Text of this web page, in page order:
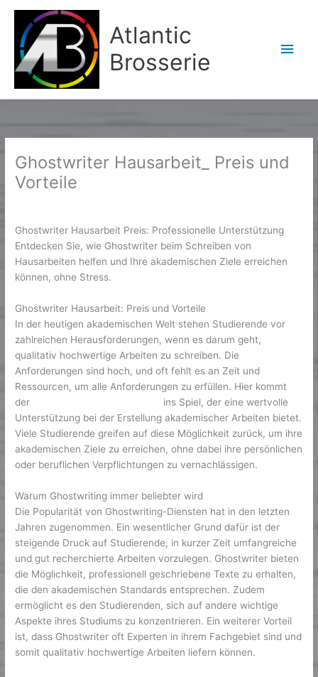
contenu
Atlantic
Brosserie
Ghostwriter Hausarbeit_ Preis und
Vorteile
Ghostwriter Hausarbeit Preis: Professionelle Unterstützung
Entdecken Sie, wie Ghostwriter beim Schreiben von
Hausarbeiten helfen und Ihre akademischen Ziele erreichen
können, ohne Stress.
Ghostwriter Hausarbeit: Preis und Vorteile
In der heutigen akademischen Welt stehen Studierende vor
zahlreichen Herausforderungen, wenn es darum geht,
qualitativ hochwertige Arbeiten zu schreiben. Die
Anforderungen sind hoch, und oft fehlt es an Zeit und
Ressourcen, um alle Anforderungen zu erfüllen. Hier kommt
der
ins Spiel, der eine wertvolle
Unterstützung bei der Erstellung akademischer Arbeiten bietet.
Viele Studierende greifen auf diese Möglichkeit zurück, um ihre
akademischen Ziele zu erreichen, ohne dabei ihre persönlichen
oder beruflichen Verpflichtungen zu vernachlässigen.
Warum Ghostwriting immer beliebter wird
Die Popularität von Ghostwriting-Diensten hat in den letzten
Jahren zugenommen. Ein wesentlicher Grund dafür ist der
steigende Druck auf Studierende, in kurzer Zeit umfangreiche
und gut recherchierte Arbeiten vorzulegen. Ghostwriter bieten
die Möglichkeit, professionell geschriebene Texte zu erhalten,
die den akademischen Standards entsprechen. Zudem
ermöglicht es den Studierenden, sich auf andere wichtige
Aspekte ihres Studiums zu konzentrieren. Ein weiterer Vorteil
ist, dass Ghostwriter oft Experten in ihrem Fachgebiet sind und
somit qualitativ hochwertige Arbeiten liefern können.